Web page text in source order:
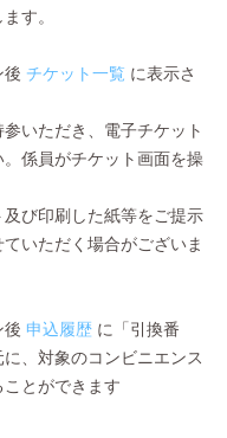
す。
チケット一覧 に表示さ
いただき、電子チケット
係員がチケット画面を操
び印刷した紙等をご提示
いただく場合がございま
申込履歴 に「引換番
、対象のコンビニエンス
とができます